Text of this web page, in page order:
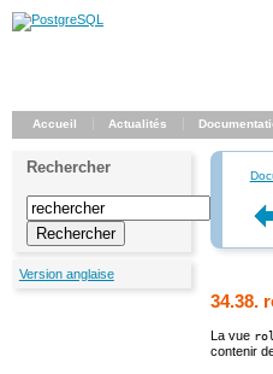
Accueil Actualités
Rechercher
Version anglaise
34.38.
La vue
contenir